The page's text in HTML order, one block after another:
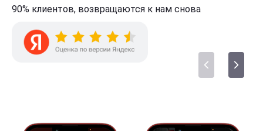
90% клиентов, возвращаются к нам снова